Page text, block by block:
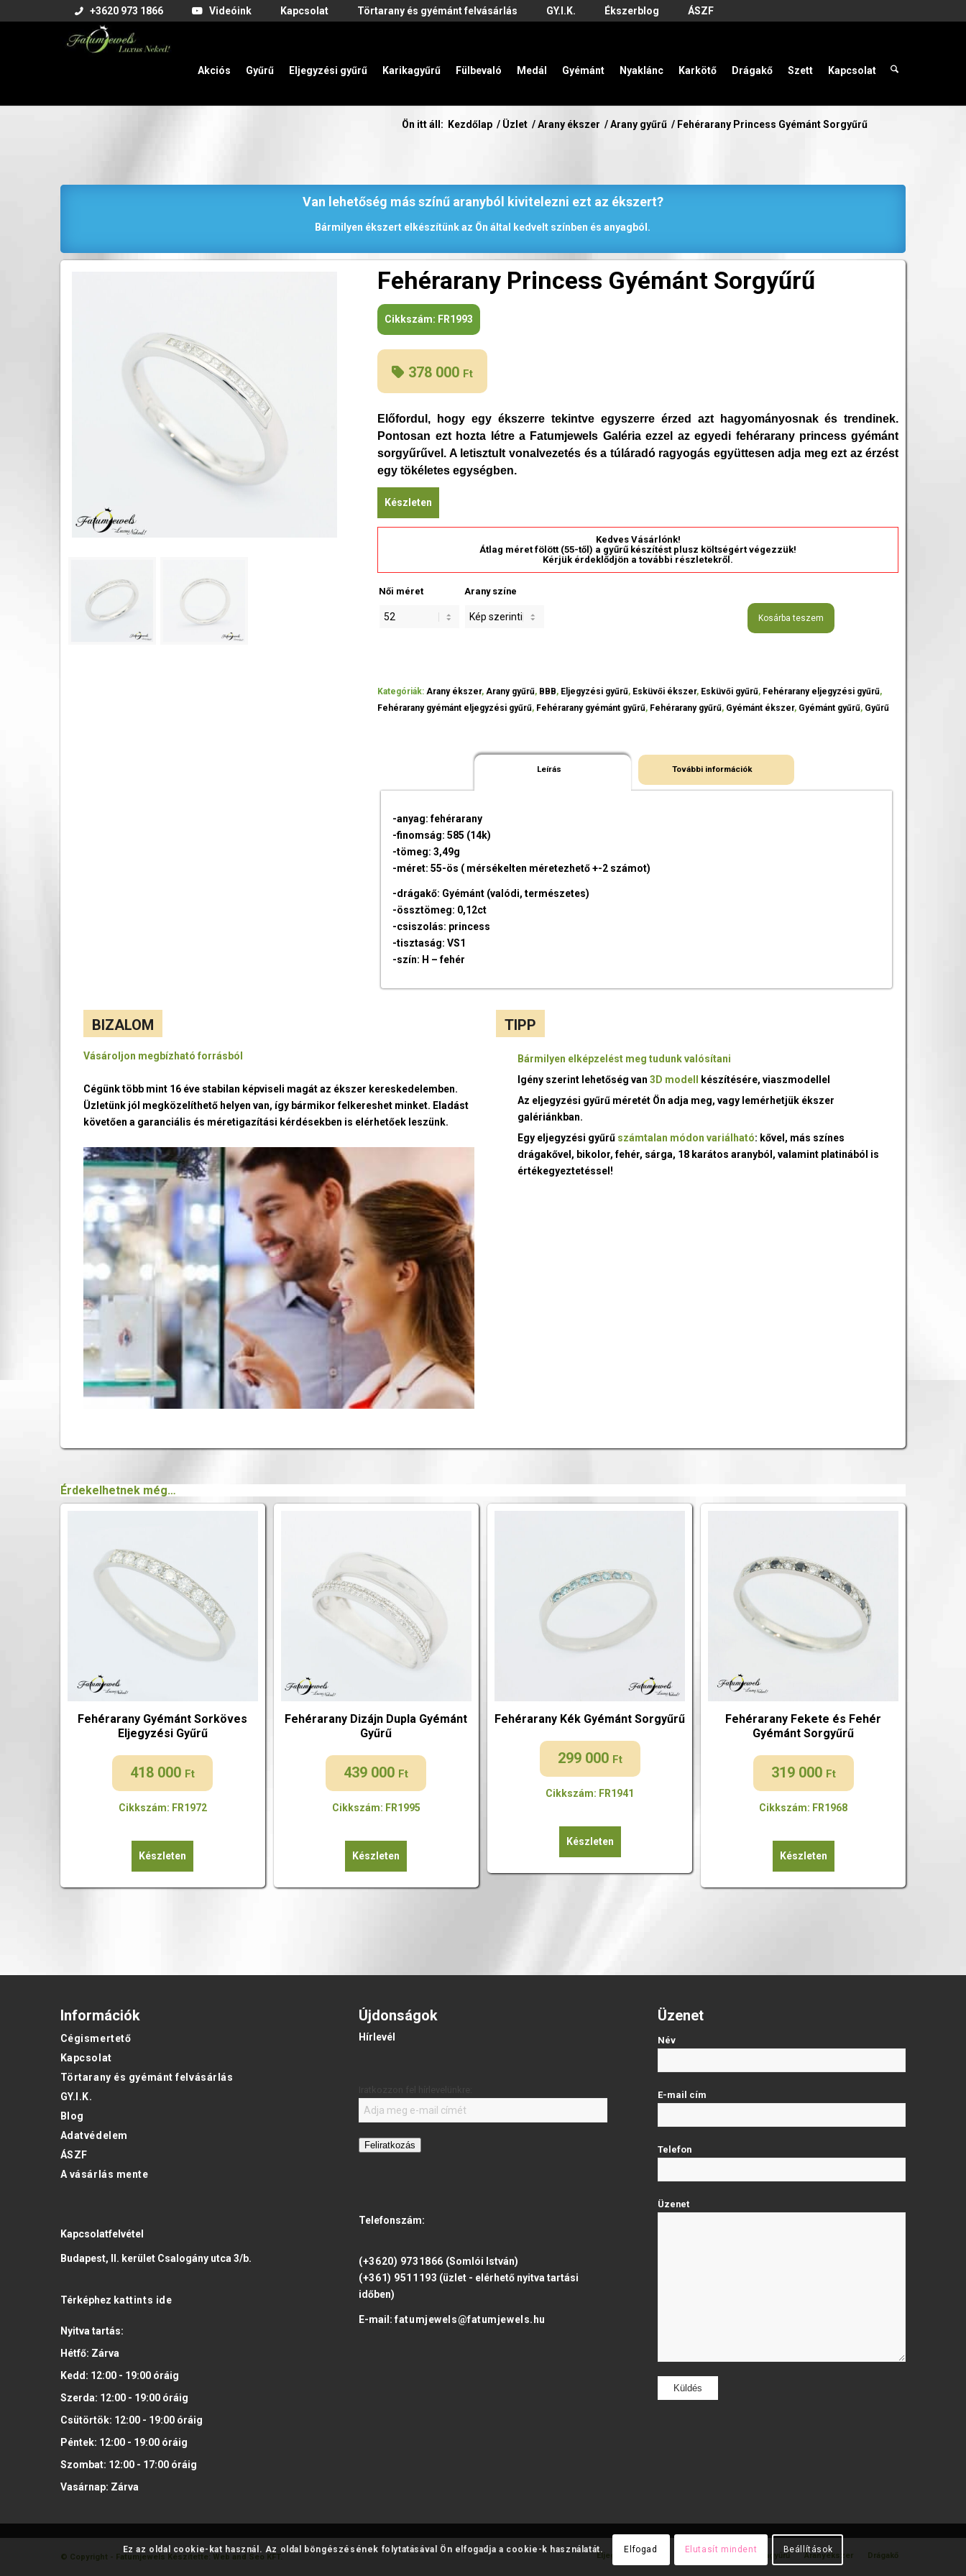
+3620 973 1866 Videóink Kapcsolat Törtarany és gyémánt felvásárlás GY.I.K. Ékszerblog ÁSZF
Akciós Gyűrű Eljegyzési gyűrű Karikagyűrű Fülbevaló Medál Gyémánt Nyaklánc Karkötő Drágakő Szett Kapcsolat
Ön itt áll: Kezdőlap / Üzlet / Arany ékszer / Arany gyűrű / Fehérarany Princess Gyémánt Sorgyűrű
Van lehetőség más színű aranyból kivitelezni ezt az ékszert?
Bármilyen ékszert elkészítünk az Ön által kedvelt színben és anyagból.
Fehérarany Princess Gyémánt Sorgyűrű
Cikkszám: FR1993
378 000 Ft
Előfordul, hogy egy ékszerre tekintve egyszerre érzed azt hagyományosnak és trendinek.
Pontosan ezt hozta létre a Fatumjewels Galéria ezzel az egyedi fehérarany princess gyémánt
sorgyűrűvel. A letisztult vonalvezetés és a túláradó ragyogás együttesen adja meg ezt az érzést
egy tökéletes egységben.
Készleten
Kedves Vásárlónk!
Átlag méret fölött (55-től) a gyűrű készítést plusz költségért végezzük!
Kérjük érdeklődjön a további részletekről.
Női méret Arany színe
Kosárba teszem
Kategóriák:Arany ékszer,Arany gyűrű, BBB, Eljegyzési gyűrű, Esküvői ékszer, Esküvői gyűrű, Fehérarany eljegyzési gyűrű,
Fehérarany gyémánt eljegyzési gyűrű, Fehérarany gyémánt gyűrű, Fehérarany gyűrű, Gyémánt ékszer, Gyémánt gyűrű, Gyűrű
Leírás További információk
-anyag: fehérarany
-finomság: 585 (14k)
-tömeg: 3,49g
-méret: 55-ös ( mérsékelten méretezhető +-2 számot)
-drágakő: Gyémánt (valódi, természetes)
-össztömeg: 0,12ct
-csiszolás: princess
-tisztaság: VS1
-szín: H – fehér
BIZALOM
Vásároljon megbízható forrásból
Cégünk több mint 16 éve stabilan képviseli magát az ékszer kereskedelemben.
Üzletünk jól megközelíthető helyen van, így bármikor felkereshet minket. Eladást
követően a garanciális és méretigazítási kérdésekben is elérhetőek leszünk.
TIPP
Bármilyen elképzelést meg tudunk valósítani
Igény szerint lehetőség van3D modell
készítésére, viaszmodellel
Az eljegyzési gyűrű méretét Ön adja meg, vagy lemérhetjük ékszer
galériánkban.
Egy eljegyzési gyűrű számtalan módon variálható: kővel, más színes
drágakővel, bikolor, fehér, sárga, 18 karátos aranyból, valamint platinából is
értékegyeztetéssel!
Érdekelhetnek még…
Fehérarany Gyémánt Sorköves
Eljegyzési Gyűrű
418 000 Ft
Cikkszám: FR1972
Készleten
Fehérarany Dizájn Dupla Gyémánt
Gyűrű
439 000 Ft
Cikkszám: FR1995
Készleten
Fehérarany Kék Gyémánt Sorgyűrű
299 000 Ft
Cikkszám: FR1941
Készleten
Fehérarany Fekete és Fehér
Gyémánt Sorgyűrű
319 000 Ft
Cikkszám: FR1968
Készleten
Információk
Cégismertető
Kapcsolat
Törtarany és gyémánt felvásárlás
GY.I.K.
Blog
Adatvédelem
ÁSZF
A vásárlás mente
Kapcsolatfelvétel
Budapest, II. kerület Csalogány utca 3/b.
Térképhez kattints ide
Nyitva tartás:
Hétfő: Zárva
Kedd: 12:00 - 19:00óráig
Szerda: 12:00 - 19:00óráig
Csütörtök: 12:00 - 19:00óráig
Péntek: 12:00 - 19:00óráig
Szombat: 12:00 - 17:00óráig
Vasárnap: Zárva
Újdonságok
Hírlevél
Feliratkozás
Telefonszám:
(+3620) 9731866 (Somlói István)
(+361) 9511193 (üzlet - elérhető nyitva tartási
időben)
E-mail:fatumjewels@fatumjewels.hu
Üzenet
Név
E-mail cím
Telefon
Üzenet
© Copyright - Fatumjewels Készítette: Web and Seo KFT. Eljegyzési gyűrű Karikagyűrű Aranyékszer Drágakő
Ez az oldal cookie-kat használ. Az oldal böngészésének folytatásával Ön elfogadja a cookie-k használatát. Elfogad Elutasít mindent Beállítások